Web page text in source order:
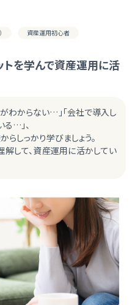
資産運用初心者
トを学んで資産運用に活
がわからない…」「会社で導入し
…」、
しっかり学びましょう。
解して、資産運用に活かしてい